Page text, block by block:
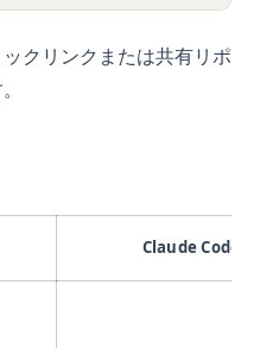
クリンクまたは共有リポ
Claude Code